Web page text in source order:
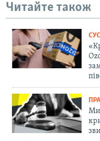
Читайте також